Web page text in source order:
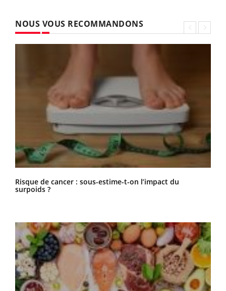
NOUS VOUS RECOMMANDONS
Risque de cancer : sous-estime-t-on l’impact du
surpoids ?